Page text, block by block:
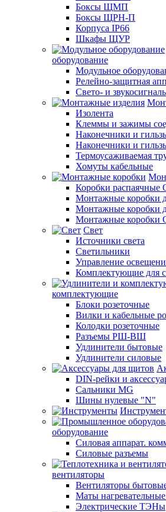
Боксы ЩМП
Боксы ЩРН-П
Корпуса IP66
Шкафы ЩУР
оборудование
Модульное
Релейно-защитная
Свето- и
Изолента
Клеммы и зажимы
Наконечники и
Наконечники и
Термоусаживаемая
Хомуты кабельные
Коробки распаячные
Монтажные коробки
Монтажные коробки
Монтажные коробки
Свет
Источники света
Светильники
Управление
Комплектующие для
комплектующие
Блоки розеточные
Вилки и кабельные
Колодки розеточные
Разъемы РШ-ВШ
Удлинители бытовые
Удлинители силовые
DIN-рейки и
Сальники MG
Шины нулевые "N"
оборудование
Силовая аппарат.
Силовые разъемы
вентиляторы
Вентиляторы
Маты
Электрические ТЭНы